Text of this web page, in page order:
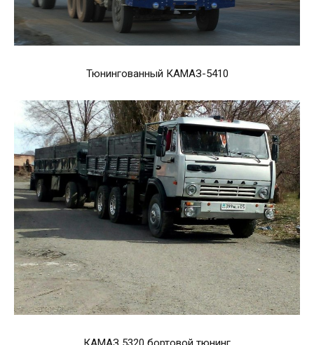
Тюнингованный КАМАЗ-5410